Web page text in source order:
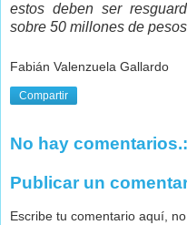
estos deben ser
sobre 50 millones de
Fabián Valenzuela Gallardo
Compartir
No hay comentarios.:
Publicar un
Escribe tu comentario aquí,